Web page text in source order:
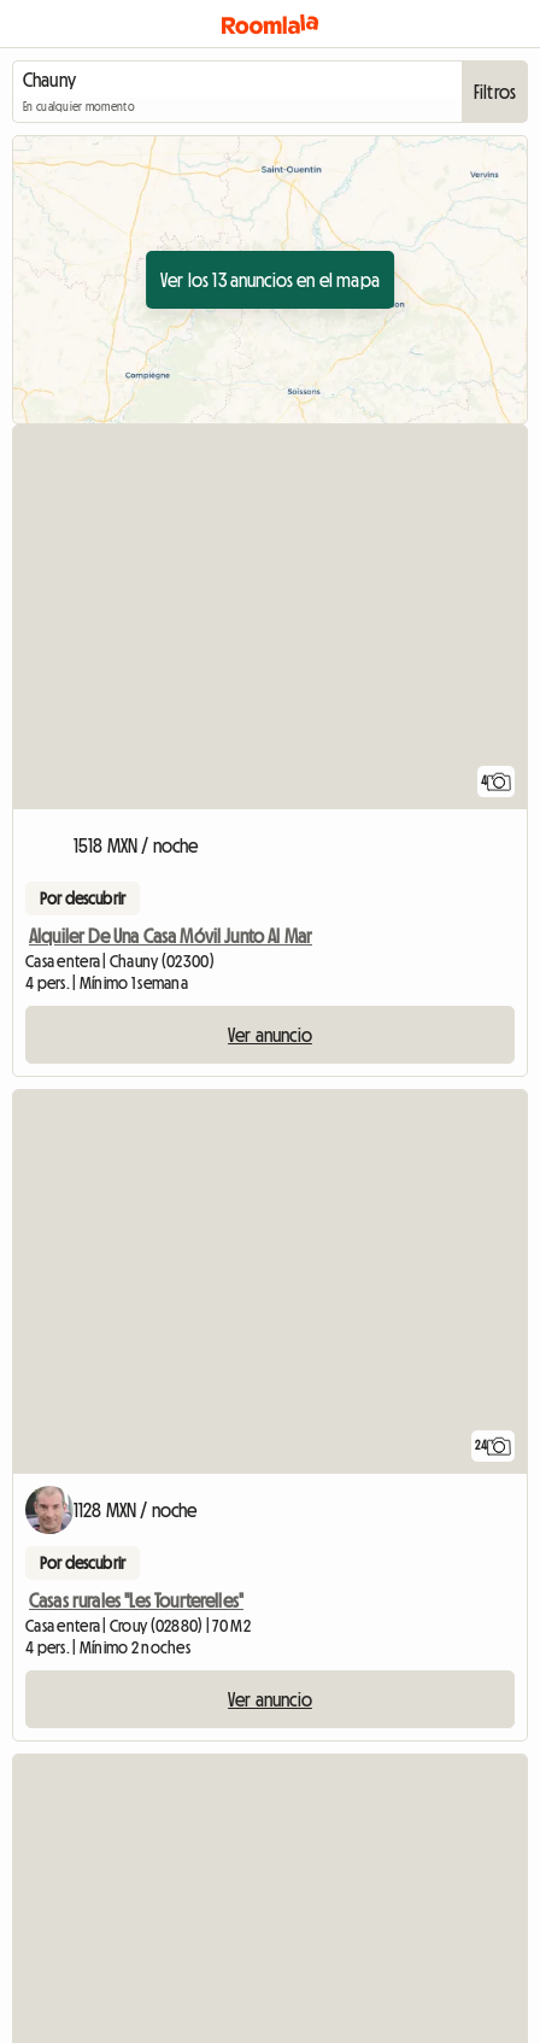
En cualquier momento
Filtros
Ver los 13 anuncios en el mapa
4
1518 MXN / noche
Por descubrir
Alquiler De Una Casa Móvil Junto Al Mar
Casa entera | Chauny (02300)
4 pers. | Mínimo 1 semana
Ver anuncio
24
1128 MXN / noche
Por descubrir
Casas rurales "Les Tourterelles"
Casa entera | Crouy (02880) | 70 M2
4 pers. | Mínimo 2 noches
Ver anuncio